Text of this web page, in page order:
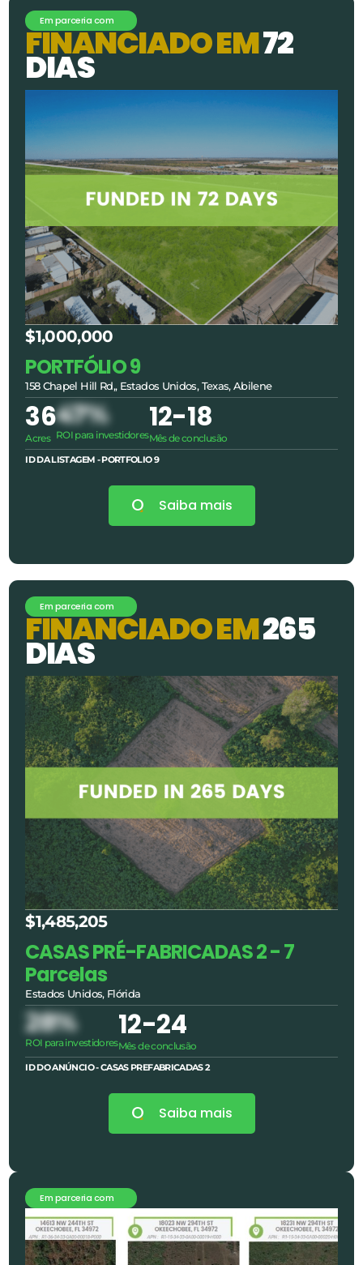
Em parceria com
FINANCIADOEM72
DIAS
$1,000,000
PORTFÓLIO 9
158 Chapel Hill Rd,, Estados Unidos, Texas, Abilene
36
Acres
47%
ROI para investidores
12-18
Mês de conclusão
ID DA LISTAGEM - PORTFOLIO9
Saiba mais
Em parceria com
FINANCIADOEM265
DIAS
$1,485,205
CASAS PRÉ-FABRICADAS 2 - 7
Parcelas
Estados Unidos, Flórida
28%
ROI para investidores
12-24
Mês de conclusão
ID DO ANÚNCIO - CASAS PREFABRICADAS 2
Saiba mais
Em parceria com